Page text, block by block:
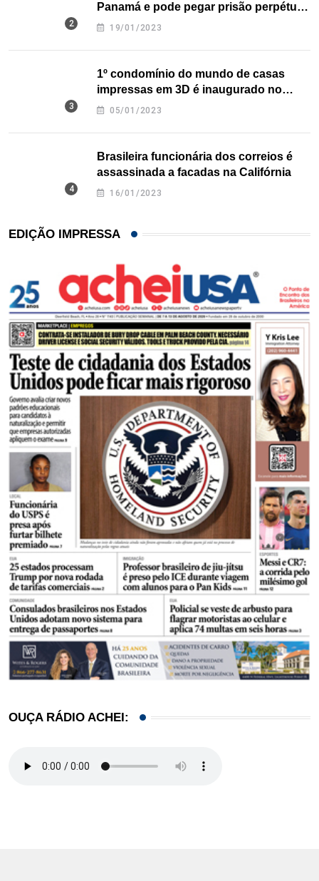
Panamá e pode pegar prisão perpétua
nos EUA
19/01/2023
1º condomínio do mundo de casas
impressas em 3D é inaugurado no
Texas
05/01/2023
Brasileira funcionária dos correios é
assassinada a facadas na Califórnia
16/01/2023
EDIÇÃO IMPRESSA
OUÇA RÁDIO ACHEI: